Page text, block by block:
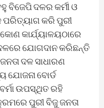
ଦଳର କର୍ମୀ ଓ
ପରିତ୍ୟାଗ କରି ପୁରୀ
କାର୍ଯ୍ୟାଳୟଠାରେ
ଯୋଗଦାନ କରିଛନ୍ତି
ଦଳ ସାଧାରଣ
ଯୋଜନା ବୋର୍ଡ
ଉପସ୍ଥିତ ରହି
ପୁରୀ ବିଜୁ ଜନତା